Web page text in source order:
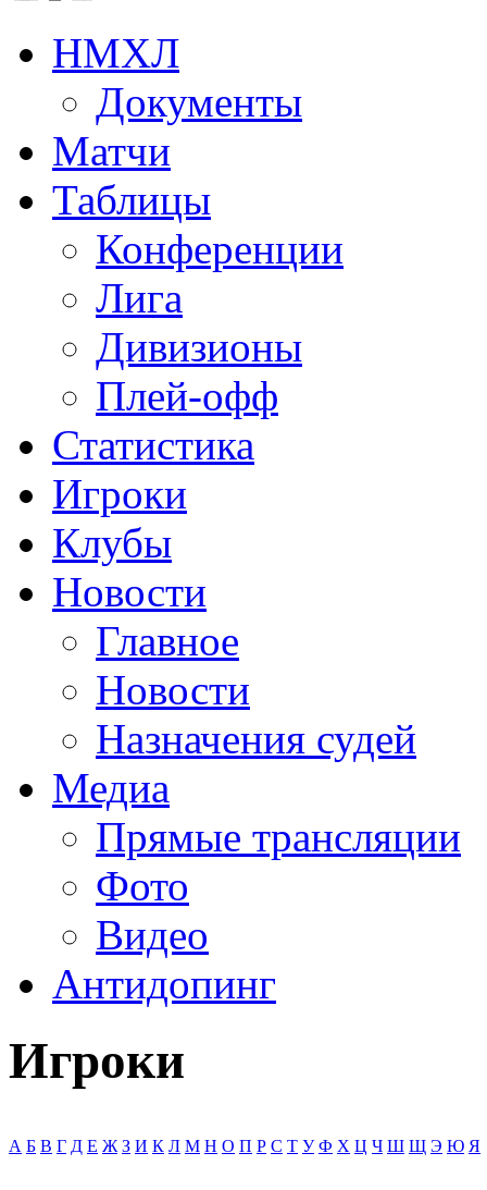
НМХЛ
Документы
Матчи
Таблицы
Конференции
Лига
Дивизионы
Плей-офф
Статистика
Игроки
Клубы
Новости
Главное
Новости
Назначения судей
Медиа
Прямые трансляции
Фото
Видео
Антидопинг
Игроки
А Б В Г Д Е Ж З И К Л М Н О П Р С Т У Ф Х Ц Ч Ш Щ Э Ю Я